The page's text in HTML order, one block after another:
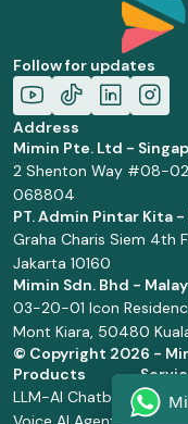
Follow for updates
Address
Mimin Pte. Ltd -
2 Shenton Way #08-02
068804
PT. Admin Pintar Kita
Graha Charis Siem 4th
Jakarta 10160
Mimin Sdn. Bhd -
03-20-01 Icon
Mont Kiara, 50480
© Copyright 2026 -
Products
LLM-AI Chatbot